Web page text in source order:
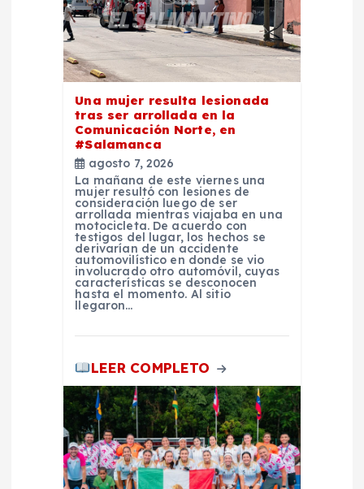
Una mujer resulta lesionada
tras ser arrollada en la
Comunicación Norte, en
#Salamanca
agosto 7, 2026
La mañana de este viernes una
mujer resultó con lesiones de
consideración luego de ser
arrollada mientras viajaba en una
motocicleta. De acuerdo con
testigos del lugar, los hechos se
derivarían de un accidente
automovilístico en donde se vio
involucrado otro automóvil, cuyas
características se desconocen
hasta el momento. Al sitio
llegaron…
LEER COMPLETO